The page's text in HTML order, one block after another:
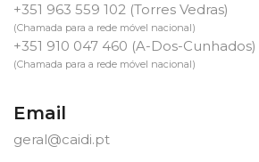
+351 963 559 102 (Torres Vedras)
(Chamada para a rede móvel nacional)
+351 910 047 460 (A-Dos-Cunhados)
(Chamada para a rede móvel nacional)
Email
geral@caidi.pt